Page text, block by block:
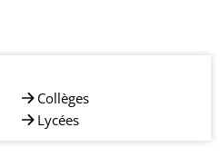
Collèges
Lycées